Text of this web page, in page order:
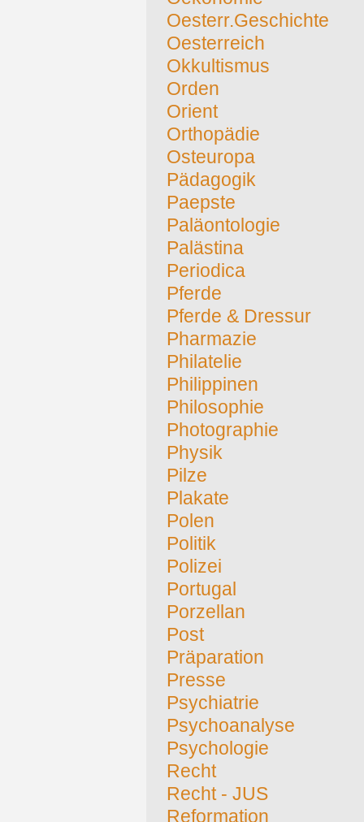
Oesterr.Geschichte
Oesterreich
Okkultismus
Orden
Orient
Orthopädie
Osteuropa
Pädagogik
Paepste
Paläontologie
Palästina
Periodica
Pferde
Pferde & Dressur
Pharmazie
Philatelie
Philippinen
Philosophie
Photographie
Physik
Pilze
Plakate
Polen
Politik
Polizei
Portugal
Porzellan
Post
Präparation
Presse
Psychiatrie
Psychoanalyse
Psychologie
Recht
Recht - JUS
Reformation